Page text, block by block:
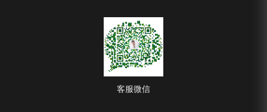
客服微信